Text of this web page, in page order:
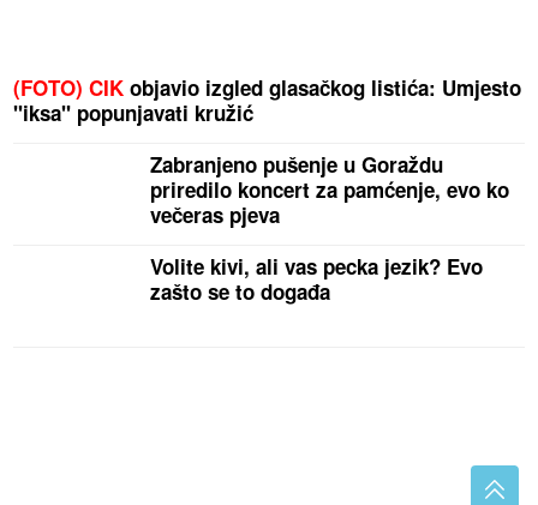
(FOTO) CIK objavio izgled glasačkog listića: Umjesto
"iksa" popunjavati kružić
Zabranjeno pušenje u Goraždu
priredilo koncert za pamćenje, evo ko
večeras pjeva
Volite kivi, ali vas pecka jezik? Evo
zašto se to događa